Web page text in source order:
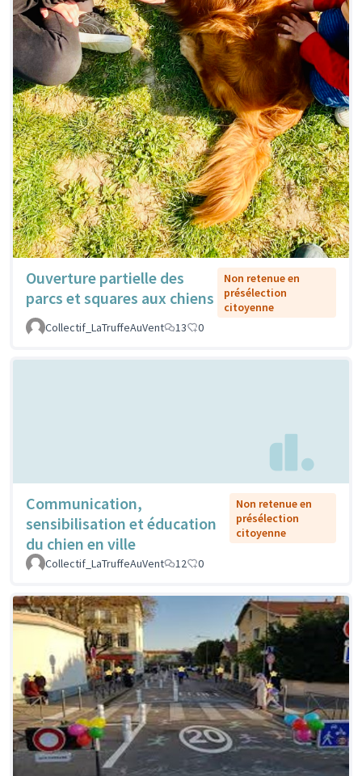
Ouverture partielle des
parcs et squares aux chiens
Non retenue en
présélection
citoyenne
Collectif_LaTruffeAuVent
13 0
Communication,
sensibilisation et éducation
du chien en ville
Non retenue en
présélection
citoyenne
Collectif_LaTruffeAuVent 12 0